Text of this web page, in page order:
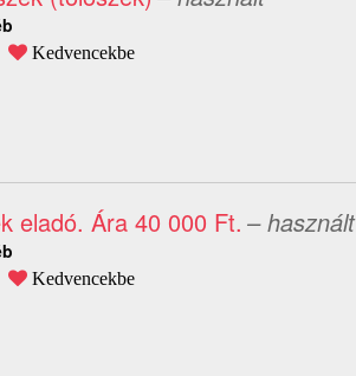
Kedvencekbe
eladó. Ára 40 000 Ft. – használt
Kedvencekbe